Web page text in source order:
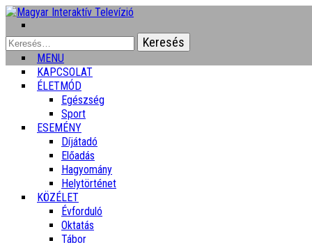
Keresés:
MENU
KAPCSOLAT
ÉLETMÓD
Egészség
Sport
ESEMÉNY
Díjátadó
Előadás
Hagyomány
Helytörténet
KÖZÉLET
Évforduló
Oktatás
Tábor